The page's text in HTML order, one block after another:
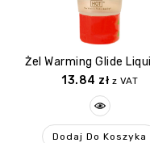
13.84 zł z VAT
Dodaj Do Koszyka